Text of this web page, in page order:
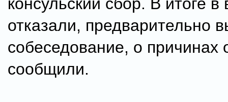
отказали, предварительно
собеседование, о причинах
сообщили.